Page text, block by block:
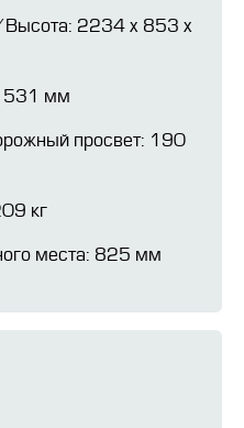
2234 х 853 х
мм
просвет: 190
кг
места: 825 мм